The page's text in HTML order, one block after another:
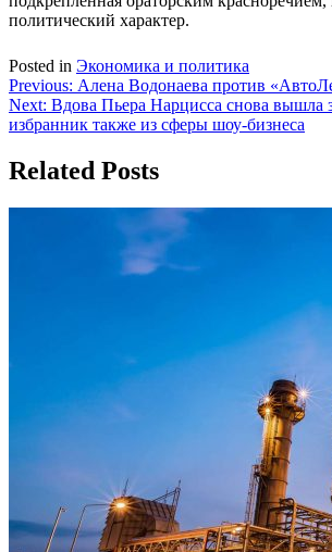
политический характер.
Posted in Экономика и политика
Навигация
по
Previous: Алена Водонаева против
Next: Вдова Пьера Нарцисса снова вышла
избранник также из сферы шоу-бизнеса
Related Posts